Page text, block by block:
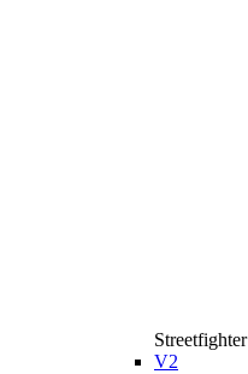
Streetfighter
V2